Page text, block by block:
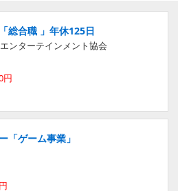
総合職 」年休125日
ンターテインメント協会
円
「ゲーム事業」